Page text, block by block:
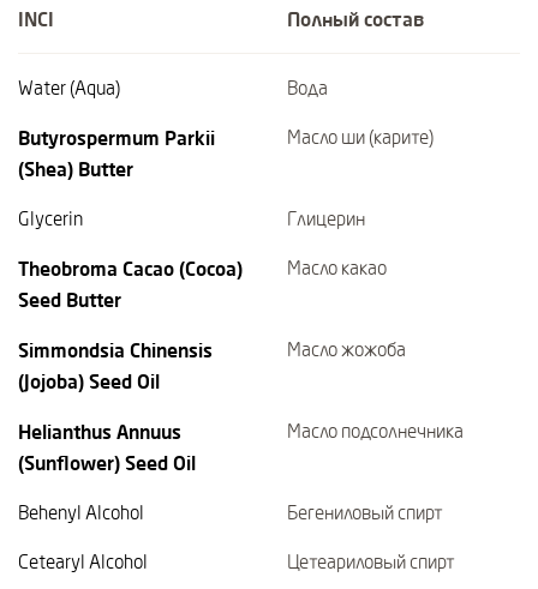
INCI Полный состав
Water (Aqua) Вода
Butyrospermum Parkii
(Shea) Butter
Масло ши (карите)
Glycerin Глицерин
Theobroma Cacao (Cocoa)
Seed Butter
Масло какао
Simmondsia Chinensis
(Jojoba) Seed Oil
Масло жожоба
Helianthus Annuus
(Sunflower) Seed Oil
Масло подсолнечника
Behenyl Alcohol Бегениловый спирт
Cetearyl Alcohol Цетеариловый спирт